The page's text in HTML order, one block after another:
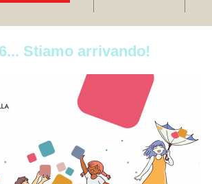
Stiamo arrivando!